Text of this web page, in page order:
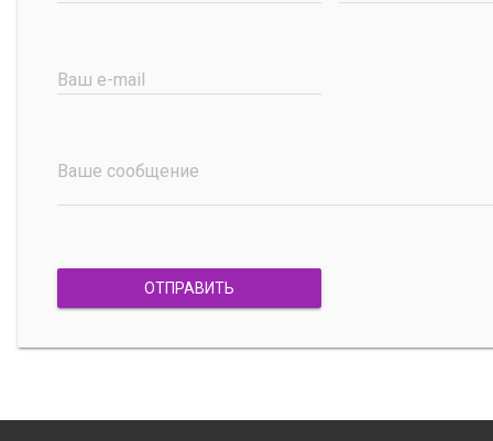
Ваш e-mail
Ваше сообщение
ОТПРАВИТЬ